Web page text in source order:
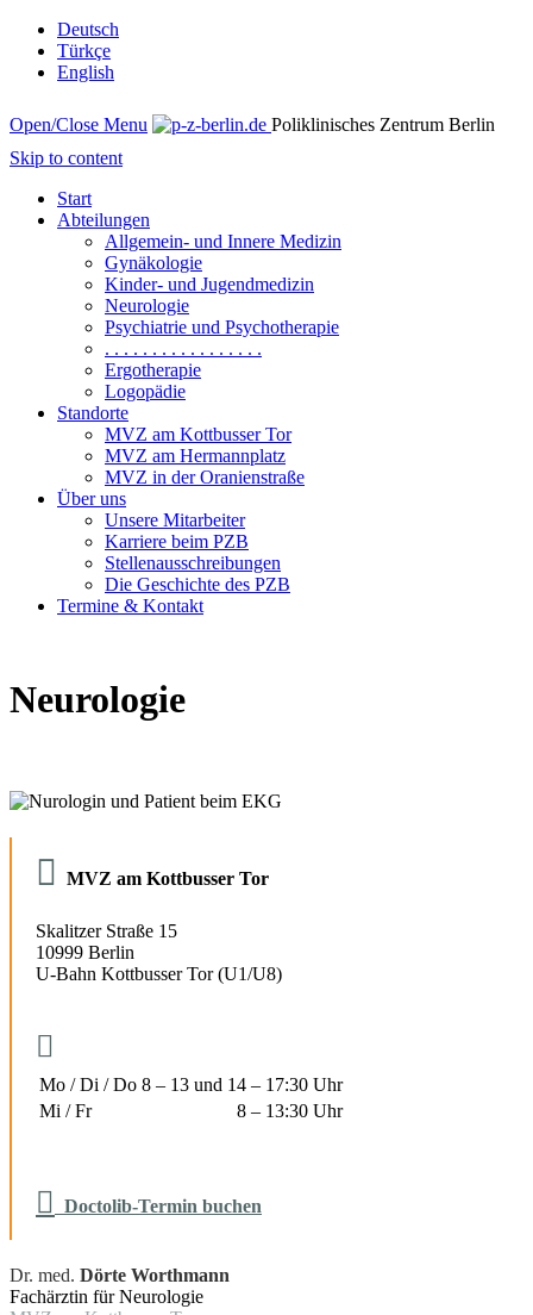
Deutsch
Türkçe
English
Open/Close Menu
Poliklinisches Zentrum Berlin
Skip to content
Start
Abteilungen
Allgemein- und Innere Medizin
Gynäkologie
Kinder- und Jugendmedizin
Neurologie
Psychiatrie und Psychotherapie
. . . . . . . . . . . . . . . . .
Ergotherapie
Logopädie
Standorte
MVZ am Kottbusser Tor
MVZ am Hermannplatz
MVZ in der Oranienstraße
Über uns
Unsere Mitarbeiter
Karriere beim PZB
Stellenausschreibungen
Die Geschichte des PZB
Termine & Kontakt
Neurologie
 MVZ am Kottbusser Tor
Skalitzer Straße 15
10999 Berlin
U-Bahn Kottbusser Tor (U1/U8)

Mo / Di / Do 8 – 13 und 14 – 17:30 Uhr
Mi / Fr
8 – 13:30 Uhr
 Doctolib-Termin buchen
Dr. med. Dörte Worthmann
Fachärztin für Neurologie